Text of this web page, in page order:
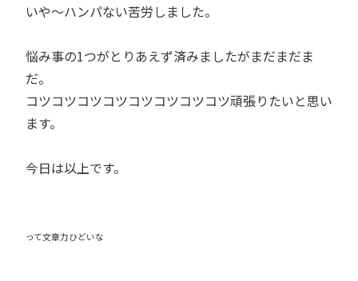
いや〜ハンパない苦労しました。
悩み事の1つがとりあえず済みましたがまだまだま
だ。
コツコツコツコツコツコツコツコツ頑張りたいと思い
ます。
今日は以上です。
って文章力ひどいな